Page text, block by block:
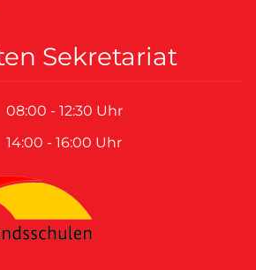
Sekretariat
08:00 - 12:30 Uhr
14:00 - 16:00 Uhr